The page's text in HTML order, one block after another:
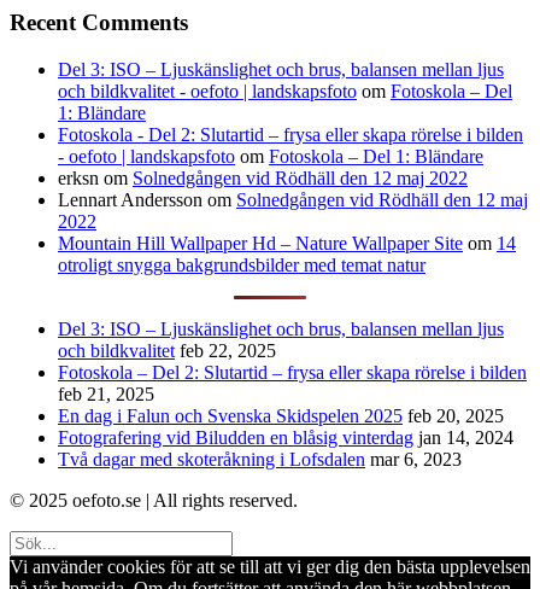
Recent Comments
Del 3: ISO – Ljuskänslighet och brus, balansen mellan ljus
och bildkvalitet - oefoto | landskapsfoto om Fotoskola – Del
1: Bländare
Fotoskola - Del 2: Slutartid – frysa eller skapa rörelse i bilden
- oefoto | landskapsfoto om Fotoskola – Del 1: Bländare
erksn om Solnedgången vid Rödhäll den 12 maj 2022
Lennart Andersson om Solnedgången vid Rödhäll den 12 maj
2022
Mountain Hill Wallpaper Hd – Nature Wallpaper Site om 14
otroligt snygga bakgrundsbilder med temat natur
Del 3: ISO – Ljuskänslighet och brus, balansen mellan ljus
och bildkvalitet feb 22, 2025
Fotoskola – Del 2: Slutartid – frysa eller skapa rörelse i bilden
feb 21, 2025
En dag i Falun och Svenska Skidspelen 2025 feb 20, 2025
Fotografering vid Biludden en blåsig vinterdag jan 14, 2024
Två dagar med skoteråkning i Lofsdalen mar 6, 2023
© 2025 oefoto.se | All rights reserved.
Vi använder cookies för att se till att vi ger dig den bästa upplevelsen